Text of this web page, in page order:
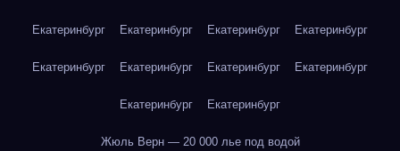
Екатеринбург Екатеринбург Екатеринбург Екатеринбург
Екатеринбург Екатеринбург Екатеринбург Екатеринбург
Екатеринбург Екатеринбург
Жюль Верн — 20 000 лье под водой